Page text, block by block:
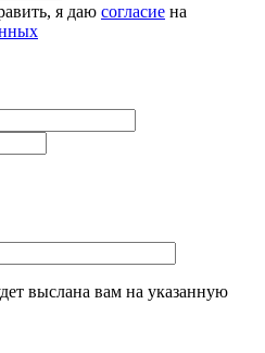
я даю согласие на
выслана вам на указанную